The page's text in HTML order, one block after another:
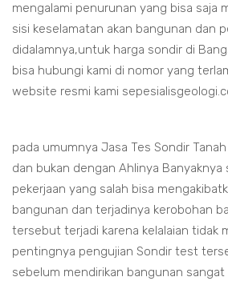
mengalami penurunan yang bisa saja
sisi keselamatan akan bangunan dan
didalamnya,untuk harga sondir di
bisa hubungi kami di nomor yang
website resmi kami
pada umumnya Jasa Tes Sondir
dan bukan dengan Ahlinya Banyaknya
pekerjaan yang salah bisa
bangunan dan terjadinya kerobohan
tersebut terjadi karena kelalaian tidak
pentingnya pengujian Sondir test
sebelum mendirikan bangunan sangat